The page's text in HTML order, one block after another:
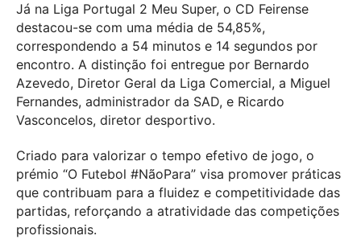
Já na Liga Portugal 2 Meu Super, o CD Feirense
destacou-se com uma média de 54,85%,
correspondendo a 54 minutos e 14 segundos por
encontro. A distinção foi entregue por Bernardo
Azevedo, Diretor Geral da Liga Comercial, a Miguel
Fernandes, administrador da SAD, e Ricardo
Vasconcelos, diretor desportivo.
Criado para valorizar o tempo efetivo de jogo, o
prémio “O Futebol #NãoPara” visa promover práticas
que contribuam para a fluidez e competitividade das
partidas, reforçando a atratividade das competições
profissionais.